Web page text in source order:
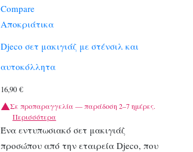
Compare
Αποκριάτικα
Djeco σετ μακιγιάζ με στένσιλ και
αυτοκόλλητα
16,90 €
Σε προπαραγγελία — παράδοση 2–7 ημέρες.
Περισσότερα
Ένα εντυπωσιακό σετ μακιγιάζ
προσώπου από την εταιρεία Djeco, που